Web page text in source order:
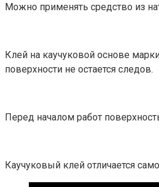
Можно применять средство из
Клей на каучуковой основе
поверхности не остается следов.
Перед началом работ
Каучуковый клей отличается